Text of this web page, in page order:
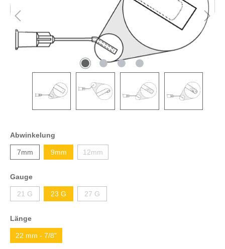
Abwinkelung
7mm 9mm 12mm
Gauge
21 G 23 G 27 G
Länge
22 mm - 7/8"